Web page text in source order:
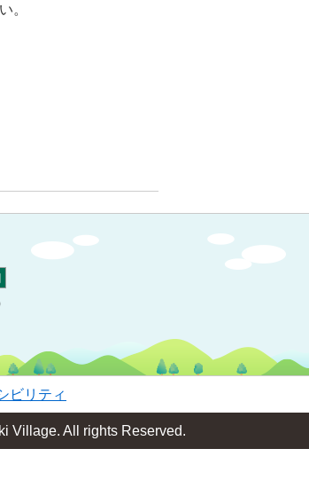
。
ビリティ
Village. All rights Reserved.